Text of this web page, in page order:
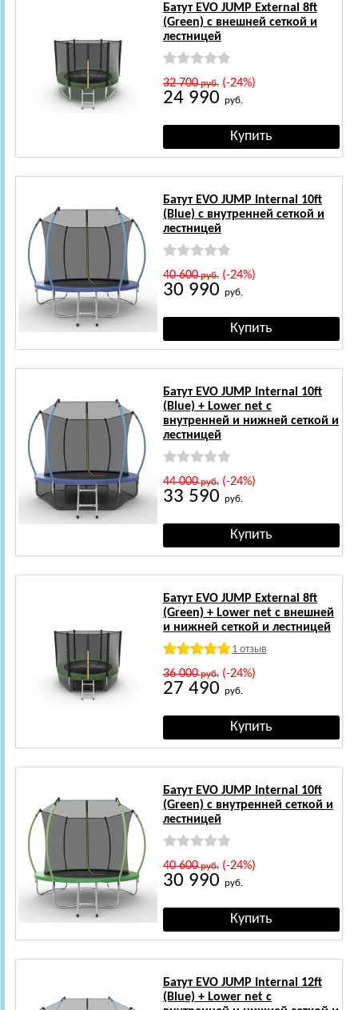
Батут EVO JUMP External 8ft
(Green) с внешней сеткой и
лестницей
32 700руб.(-24%)
24 990 руб.
Батут EVO JUMP Internal 10ft
(Blue) с внутренней сеткой и
лестницей
40 600руб.(-24%)
30 990 руб.
Батут EVO JUMP Internal 10ft
(Blue) + Lower net с
внутренней и нижней сеткой и
лестницей
44 000руб.(-24%)
33 590 руб.
Батут EVO JUMP External 8ft
(Green) + Lower net с внешней
и нижней сеткой и лестницей
1 отзыв
36 000руб.(-24%)
27 490 руб.
Батут EVO JUMP Internal 10ft
(Green) с внутренней сеткой и
лестницей
40 600руб.(-24%)
30 990 руб.
Батут EVO JUMP Internal 12ft
(Blue) + Lower net с